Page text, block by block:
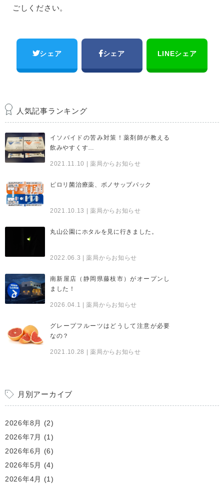
ごしください。
シェア シェア LINEシェア
人気記事ランキング
イソバイドの苦み対策！薬剤師が教える
飲みやすくす…
2021.11.10 | 薬局からお知らせ
ピロリ菌治療薬、ボノサップパック
2021.10.13 | 薬局からお知らせ
丸山公園にホタルを見に行きました。
2022.06.3 | 薬局からお知らせ
南新屋店（静岡県藤枝市）がオープンし
ました！
2026.04.1 | 薬局からお知らせ
グレープフルーツはどうして注意が必要
なの？
2021.10.28 | 薬局からお知らせ
月別アーカイブ
2026年8月
(2)
2026年7月
(1)
2026年6月
(6)
2026年5月
(4)
2026年4月
(1)